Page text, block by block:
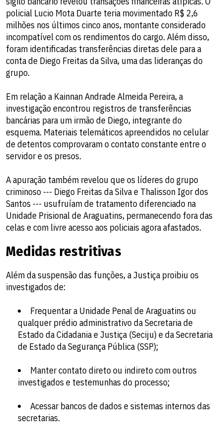
policial Lucio Mota Duarte teria movimentado R$ 2,6
milhões nos últimos cinco anos, montante considerado
incompatível com os rendimentos do cargo. Além disso,
foram identificadas transferências diretas dele para a
conta de Diego Freitas da Silva, uma das lideranças do
grupo.
Em relação a Kainnan Andrade Almeida Pereira, a
investigação encontrou registros de transferências
bancárias para um irmão de Diego, integrante do
esquema. Materiais telemáticos apreendidos no celular
de detentos comprovaram o contato constante entre o
servidor e os presos.
A apuração também revelou que os líderes do grupo
criminoso --- Diego Freitas da Silva e Thalisson Igor dos
Santos --- usufruíam de tratamento diferenciado na
Unidade Prisional de Araguatins, permanecendo fora das
celas e com livre acesso aos policiais agora afastados.
Medidas restritivas
Além da suspensão das funções, a Justiça proibiu os
investigados de:
Frequentar a Unidade Penal de Araguatins ou
qualquer prédio administrativo da Secretaria de
Estado da Cidadania e Justiça (Seciju) e da Secretaria
de Estado da Segurança Pública (SSP);
Manter contato direto ou indireto com outros
investigados e testemunhas do processo;
Acessar bancos de dados e sistemas internos das
secretarias.